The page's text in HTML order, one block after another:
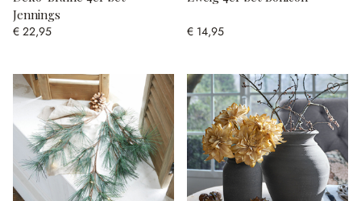
Jennings
€ 22,95
€ 14,95